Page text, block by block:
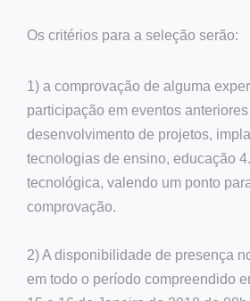
Os critérios para a seleção serão:
1) a comprovação de alguma
participação em eventos
desenvolvimento de projetos,
tecnologias de ensino, educação
tecnológica, valendo um ponto
comprovação.
2) A disponibilidade de presença
em todo o período compreendido